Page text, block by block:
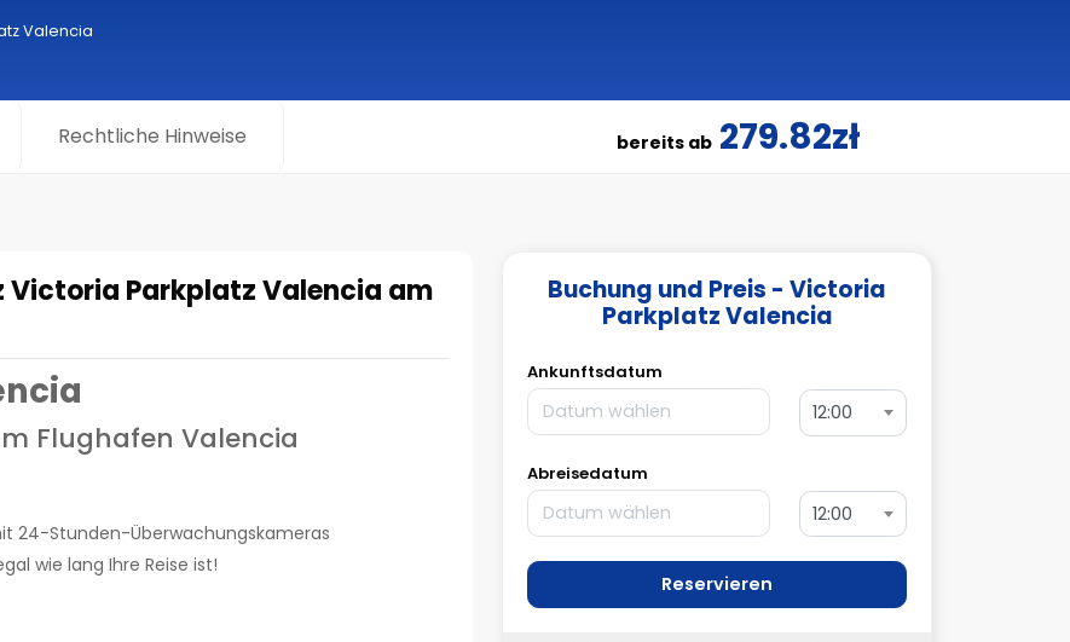
Valencia
Rechtliche Hinweise bereits ab 279.82zł
Parkplatz Valencia am
Flughafen Valencia
24-Stunden-Überwachungskameras
wie lang Ihre Reise ist!
Buchung und Preis - Victoria
Parkplatz Valencia
Ankunftsdatum
12:00
Abreisedatum
12:00
Reservieren